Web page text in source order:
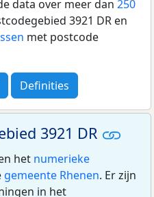
data over meer dan 250
3921 DR en
met postcode
Definities
3921 DR
het numerieke
gemeente Rhenen. Er zijn
in het